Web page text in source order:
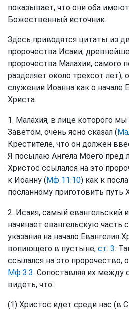
показывает, что они оба
Божественный источник.
Здесь приводятся цитаты из
пророчества Исаии,
пророчества Малахии, самого
разделяет около трехсот лет);
служении Иоанна как о начале
Христа.
1. Малахия, в лице которого
Заветом, очень ясно сказал (
Крестителе, что он должен
Я посылаю Ангела Моего пред
Христос ссылался на это
к Иоанну (Мф 11:10) как к
посланному приготовить путь
2. Исаия, самый евангельский
начинает евангельскую часть
указания на начало Евангелия
вопиющего в пустыне, ст. 3.
ссылался на это пророчество,
Мф 3:3. Сопоставляя их
видеть, что:
(1) Христос идет среди нас (в